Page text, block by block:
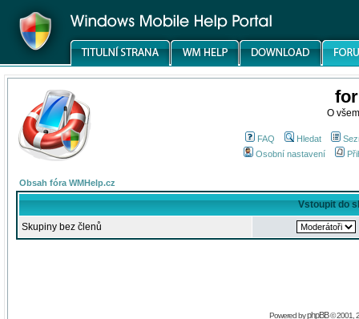
O
FAQ Hledat
Osobní nastavení
Obsah fóra WMHelp.cz
Vstoupit do
Skupiny bez členů
Powered byphpBB© 2001,